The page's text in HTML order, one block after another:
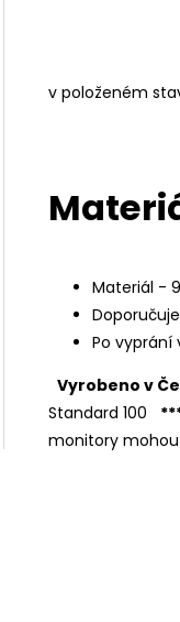
v položeném
Materiál -
Po
Vyrobeno v
Standard 100
monitory